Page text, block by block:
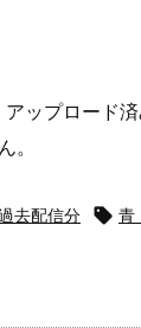
ップロード
。
去配信分  青